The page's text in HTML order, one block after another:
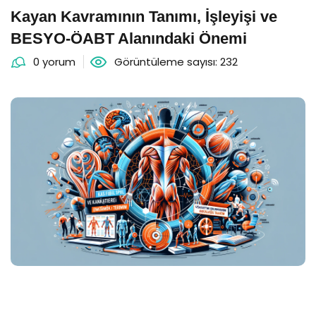
Kayan Kavramının Tanımı, İşleyişi ve
BESYO-ÖABT Alanındaki Önemi
0 yorum Görüntüleme sayısı: 232